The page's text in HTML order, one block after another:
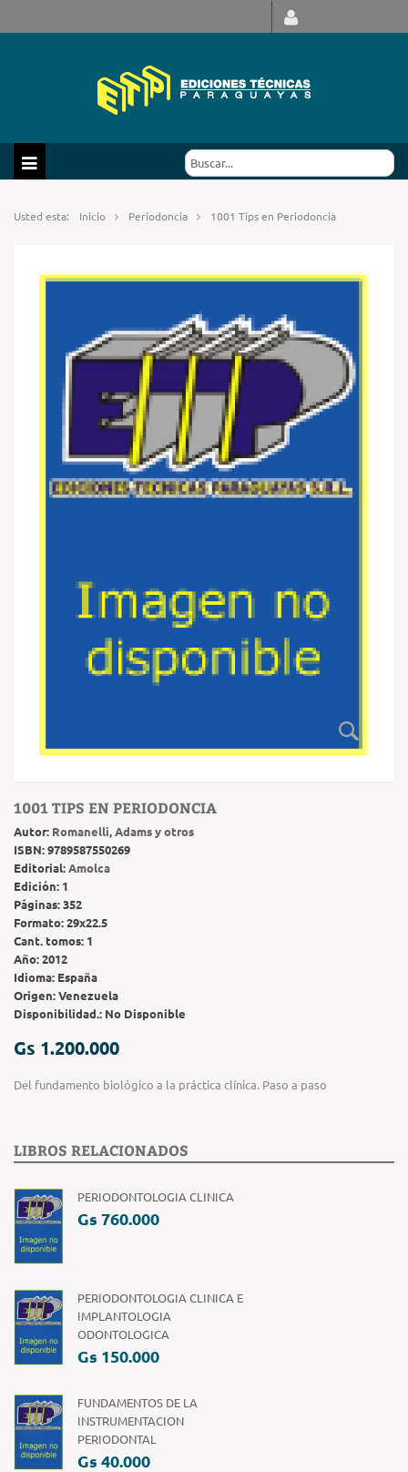
Usted esta: Inicio Periodoncia 1001 Tips en Periodoncia
1001 TIPS EN PERIODONCIA
Autor: Romanelli, Adams y otros
ISBN:9789587550269
Editorial:Amolca
Edición: 1
Páginas:352
Formato:29x22.5
Cant. tomos: 1
Año:2012
Idioma: España
Origen:Venezuela
Disponibilidad.: No Disponible
Gs 1.200.000
Del fundamento biológico a la práctica clínica. Paso a paso
LIBROS RELACIONADOS
PERIODONTOLOGIA CLINICA
Gs 760.000
PERIODONTOLOGIA CLINICA E
IMPLANTOLOGIA
ODONTOLOGICA
Gs 150.000
FUNDAMENTOS DE LA
INSTRUMENTACION
PERIODONTAL
Gs 40.000